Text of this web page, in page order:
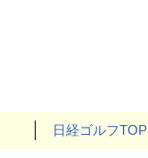
日経ゴルフTOP